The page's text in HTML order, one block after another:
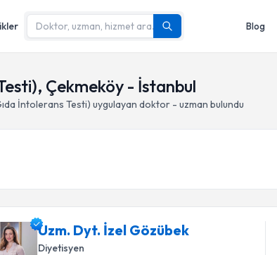
Blog
Çekmeköy - İstanbul
İntolerans Testi) uygulayan doktor - uzman bulundu
Uzm. Dyt. İzel Gözübek
Diyetisyen